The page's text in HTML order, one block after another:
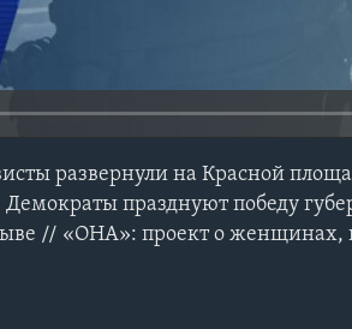
развернули на Красной
празднуют победу
// «ОНА»: проект о женщинах,